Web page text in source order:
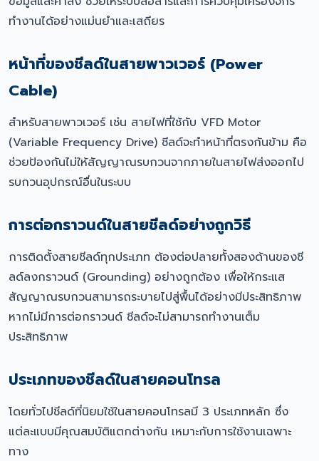
ทำงานได้อย่างแม่นยำและเสถียร
หน้าที่ของชีลด์ในสายพาวเวอร์ (Power
Cable)
สำหรับสายพาวเวอร์ เช่น สายไฟที่ใช้กับ VFD Motor
(Variable Frequency Drive) ชีลด์จะทำหน้าที่ตรงกันข้าม คือ
ช่วยป้องกันไม่ให้สัญญาณรบกวนจากภายในสายไฟส่งออกไป
รบกวนอุปกรณ์อื่นในระบบ
การต่อกราวนด์ในสายชีลด์อย่างถูกวิธี
การติดตั้งสายชีลด์ทุกประเภท ต้องต่อปลายทั้งสองด้านของชี
ลด์ลงกราวนด์ (Grounding) อย่างถูกต้อง เพื่อให้กระแส
สัญญาณรบกวนสามารถระบายไปสู่พื้นได้อย่างมีประสิทธิภาพ
หากไม่มีการต่อกราวนด์ ชีลด์จะไม่สามารถทำงานเต็ม
ประสิทธิภาพ
ประเภทของชีลด์ในสายคอนโทรล
โดยทั่วไปชีลด์ที่นิยมใช้ในสายคอนโทรลมี 3 ประเภทหลัก ซึ่ง
แต่ละแบบมีคุณสมบัติแตกต่างกัน เหมาะกับการใช้งานเฉพาะ
ทาง